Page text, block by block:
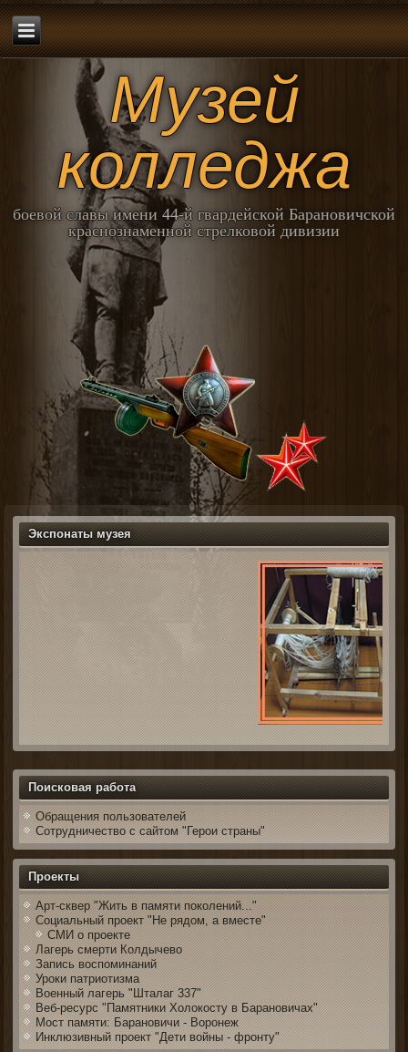
Музей
колледжа
боевой славы имени 44-й гвардейской Барановичской
краснознаменной стрелковой дивизии
Экспонаты музея
Поисковая работа
Обращения пользователей
Сотрудничество с сайтом "Герои страны"
Проекты
Арт-сквер "Жить в памяти поколений..."
Социальный проект "Не рядом, а вместе"
СМИ о проекте
Лагерь смерти Колдычево
Запись воспоминаний
Уроки патриотизма
Военный лагерь "Шталаг 337"
Веб-ресурс "Памятники Холокосту в Барановичах"
Мост памяти: Барановичи - Воронеж
Инклюзивный проект "Дети войны - фронту"